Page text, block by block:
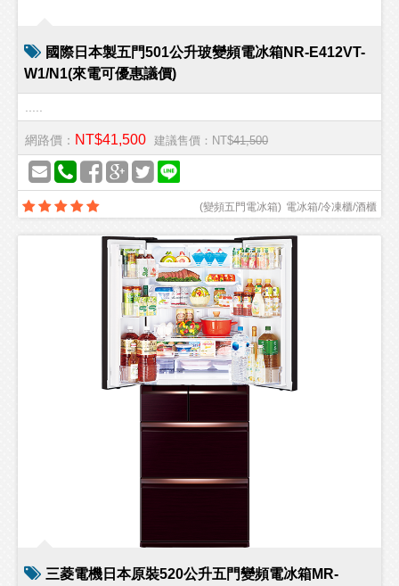
國際日本製五門501公升玻變頻電冰箱NR-E412VT-
W1/N1(來電可優惠議價)
網路價： NT$41,500 建議售價：NT$41,500
電冰箱/冷凍櫃/酒櫃
(變頻五門電冰箱)
三菱電機日本原裝520公升五門變頻電冰箱MR-